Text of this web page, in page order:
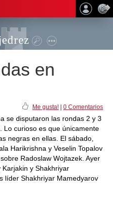
en
Me gusta! 0 Comentarios
se disputaron las rondas 2 y 3
Lo curioso es que únicamente
negras en ellas. El sábado,
Harikrishna y Veselin Topalov
Radoslaw Wojtazek. Ayer
Karjakin y Shakhriyar
líder Shakhriyar Mamedyarov